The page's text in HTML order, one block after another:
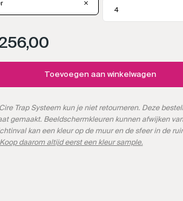
Toevoegen aan winkelwagen
Trap Systeem kun je niet retourneren. Deze
gemaakt. Beeldschermkleuren kunnen afwijken
kan een kleur op de muur en de sfeer in de
Koop daarom altijd eerst een kleur sample.